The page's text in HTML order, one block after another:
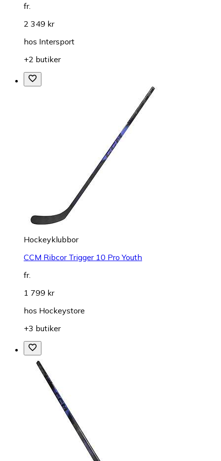
fr.
2 349 kr
hos Intersport
+2 butiker
Hockeyklubbor
CCM Ribcor Trigger 10 Pro Youth
fr.
1 799 kr
hos Hockeystore
+3 butiker